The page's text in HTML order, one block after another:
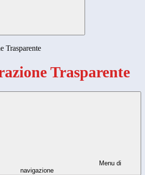
Trasparente
Trasparente
Menu di
navigazione